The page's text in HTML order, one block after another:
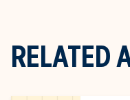
RELATED